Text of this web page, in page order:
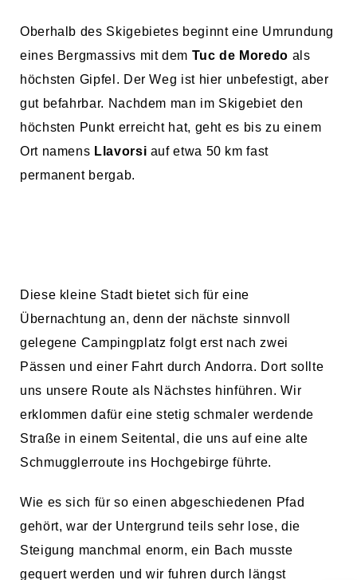
Oberhalb des Skigebietes beginnt eine Umrundung
eines Bergmassivs mit dem Tuc de Moredo als
höchsten Gipfel. Der Weg ist hier unbefestigt, aber
gut befahrbar. Nachdem man im Skigebiet den
höchsten Punkt erreicht hat, geht es bis zu einem
Ort namens Llavorsi auf etwa 50 km fast
permanent bergab.
Diese kleine Stadt bietet sich für eine
Übernachtung an, denn der nächste sinnvoll
gelegene Campingplatz folgt erst nach zwei
Pässen und einer Fahrt durch Andorra. Dort sollte
uns unsere Route als Nächstes hinführen. Wir
erklommen dafür eine stetig schmaler werdende
Straße in einem Seitental, die uns auf eine alte
Schmugglerroute ins Hochgebirge führte.
Wie es sich für so einen abgeschiedenen Pfad
gehört, war der Untergrund teils sehr lose, die
Steigung manchmal enorm, ein Bach musste
gequert werden und wir fuhren durch längst